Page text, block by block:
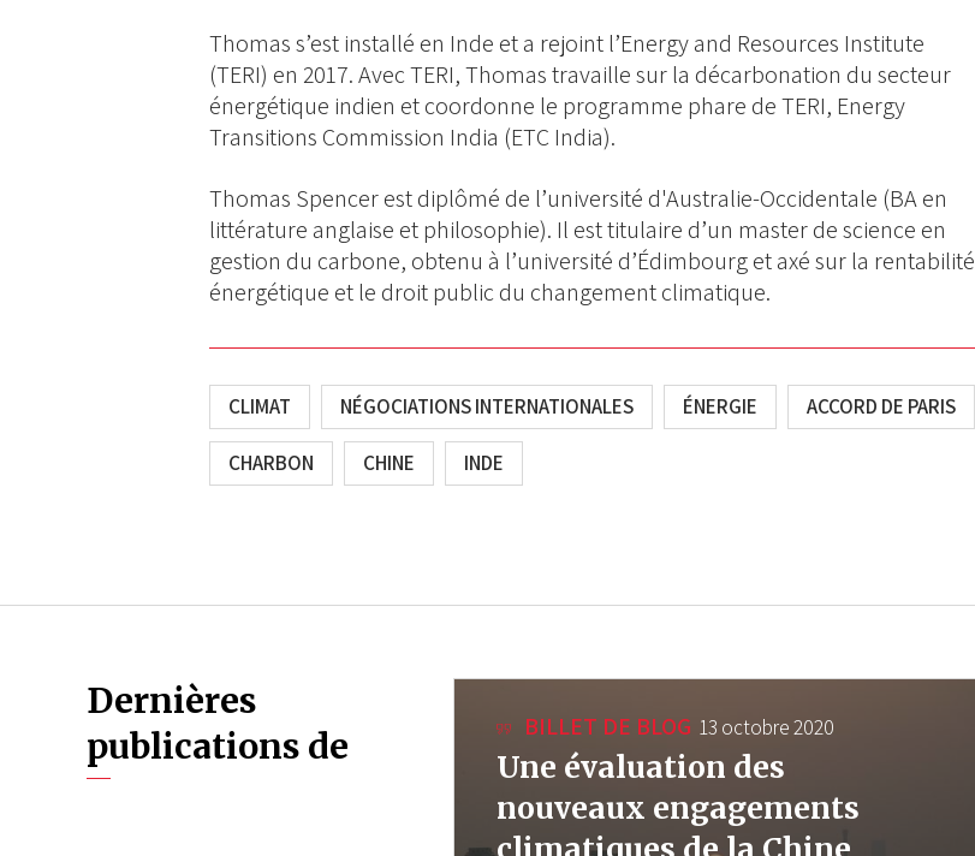
Thomas s’est installé en Inde et a rejoint l’Energy and Resources Institute
(TERI) en 2017. Avec TERI, Thomas travaille sur la décarbonation du secteur
énergétique indien et coordonne le programme phare de TERI, Energy
Transitions Commission India (ETC India).
Thomas Spencer est diplômé de l’université d'Australie-Occidentale (BA en
littérature anglaise et philosophie). Il est titulaire d’un master de science en
gestion du carbone, obtenu à l’université d’Édimbourg et axé sur la rentabilité
énergétique et le droit public du changement climatique.
CLIMAT NÉGOCIATIONS INTERNATIONALES ÉNERGIE ACCORD DE PARIS
CHARBON CHINE INDE
Dernières
publications de
BILLET DE BLOG 13 octobre 2020
Une évaluation des
nouveaux engagements